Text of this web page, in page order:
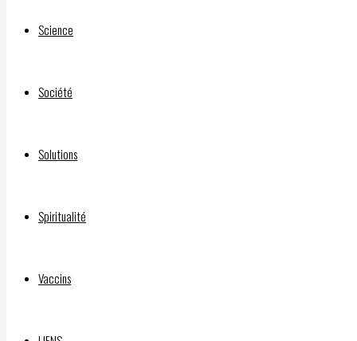
Science
Société
Solutions
Spiritualité
Vaccins